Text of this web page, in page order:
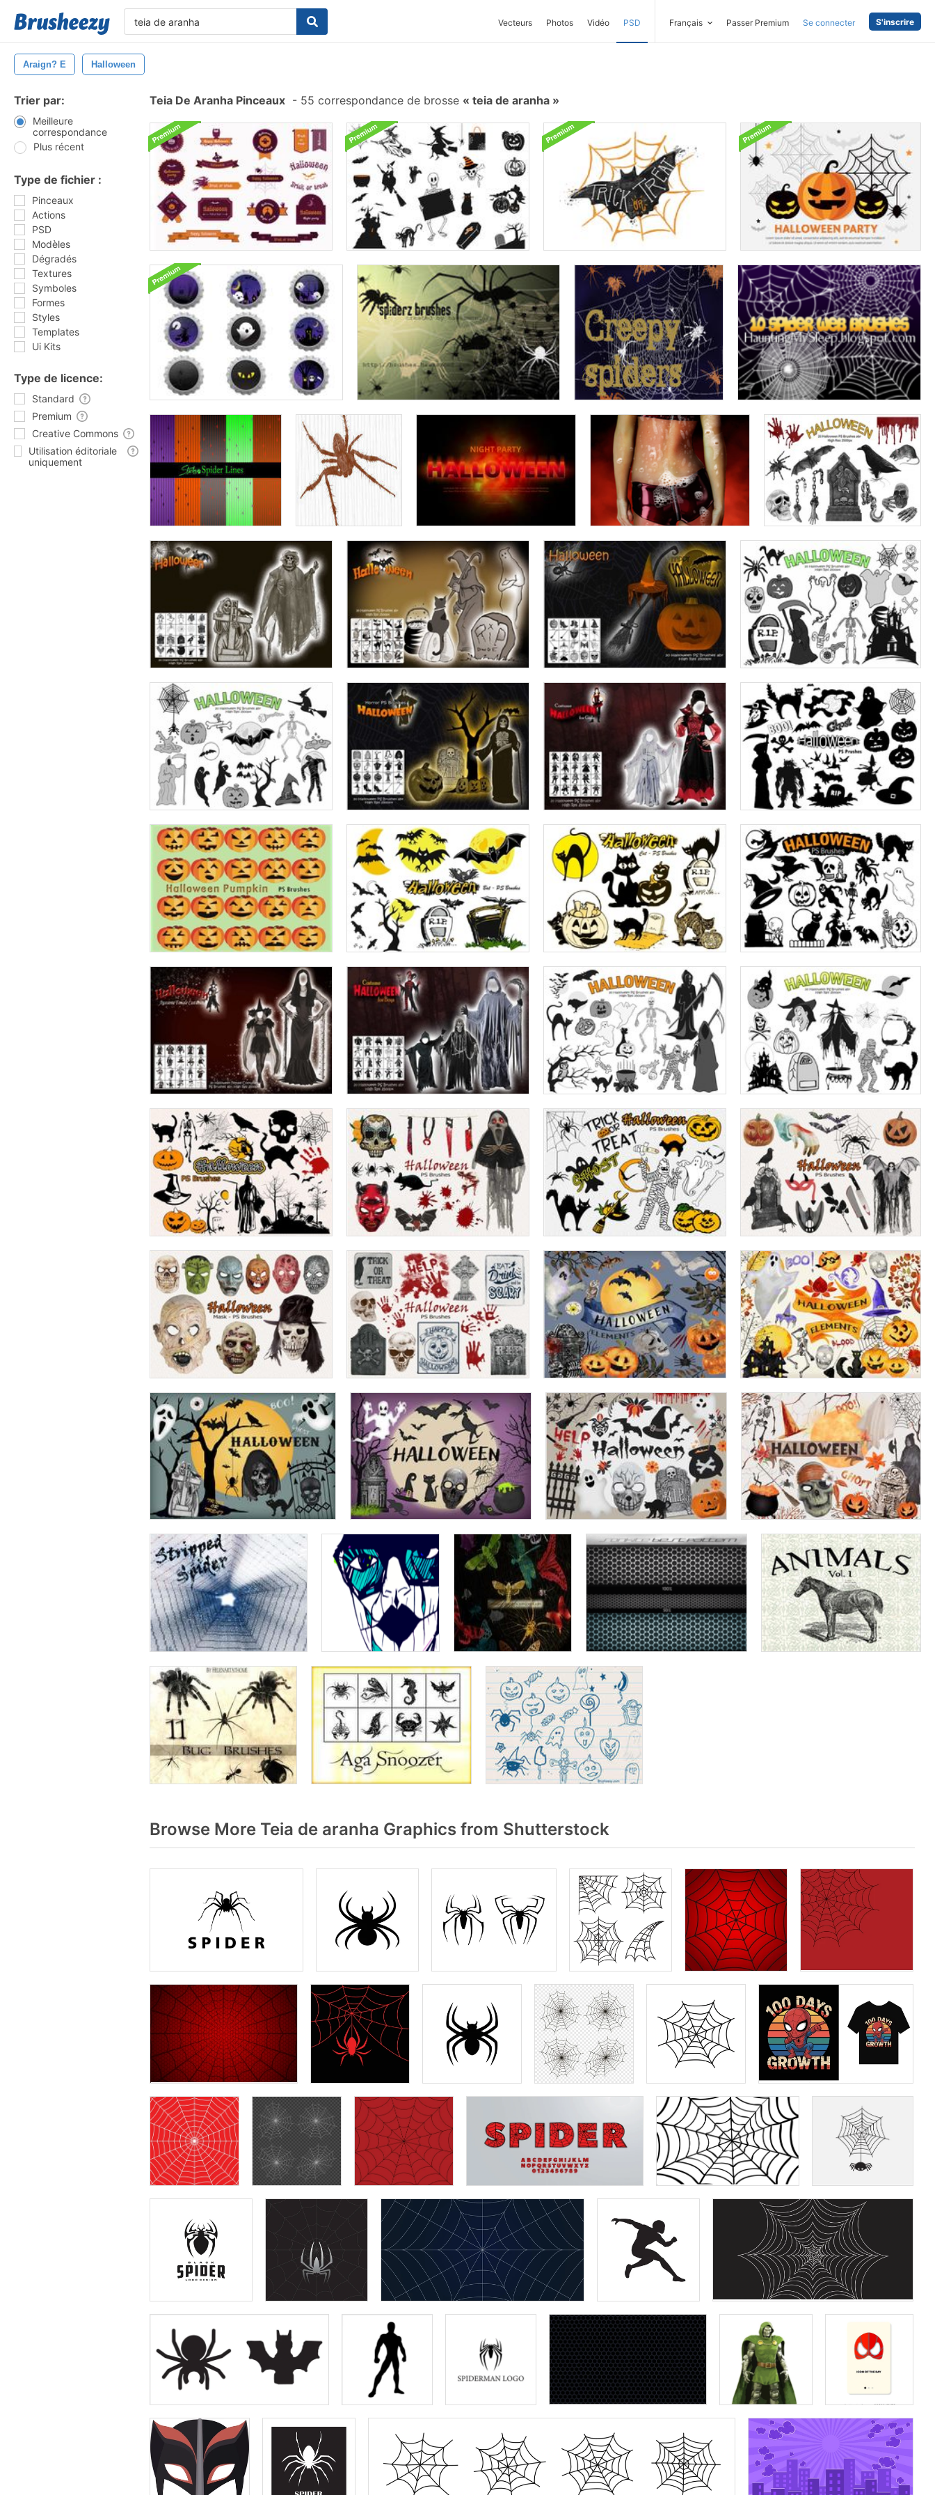
Vecteurs Photos Vidéo PSD Français Passer Premium Se connecter S'inscrire
Araign? E Halloween
Trier par:
Meilleure
correspondance
Plus récent
Type de fichier :
Pinceaux
Actions
PSD
Modèles
Dégradés
Textures
Symboles
Formes
Styles
Templates
Ui Kits
Type de licence:
Standard
Premium
Creative Commons
Utilisation éditoriale
uniquement
Teia De Aranha Pinceaux - 55 correspondance de brosse teia de aranha
Browse More Teia de aranha Graphics from Shutterstock